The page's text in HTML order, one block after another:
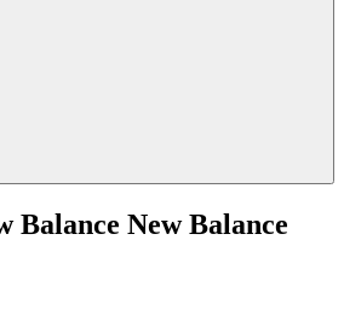
Balance New Balance